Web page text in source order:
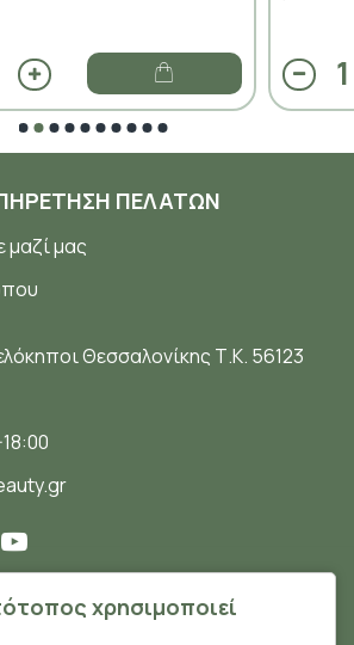
ΠΕΛΑΤΏΝ
μαζί μας
Θεσσαλονίκης Τ.Κ. 56123
ΠΛΗΡΟΦΟΡΊΕΣ
χρησιμοποιεί